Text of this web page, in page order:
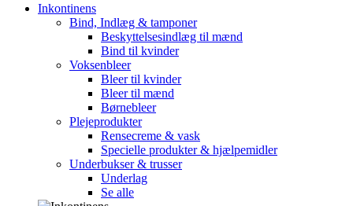
Inkontinens
Bind, Indlæg & tamponer
Beskyttelsesindlæg til mænd
Bind til kvinder
Voksenbleer
Bleer til kvinder
Bleer til mænd
Børnebleer
Plejeprodukter
Rensecreme & vask
Specielle produkter & hjælpemidler
Underbukser & trusser
Underlag
Se alle